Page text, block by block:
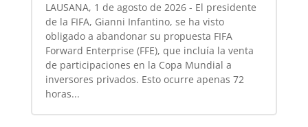
LAUSANA, 1 de agosto de 2026 - El presidente
de la FIFA, Gianni Infantino, se ha visto
obligado a abandonar su propuesta FIFA
Forward Enterprise (FFE), que incluía la venta
de participaciones en la Copa Mundial a
inversores privados. Esto ocurre apenas 72
horas...